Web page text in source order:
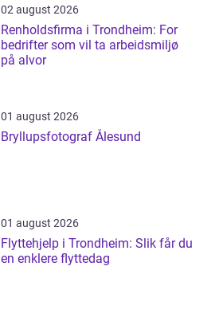
02 august 2026
Renholdsfirma i Trondheim: For
bedrifter som vil ta arbeidsmiljø
på alvor
01 august 2026
Bryllupsfotograf Ålesund
01 august 2026
Flyttehjelp i Trondheim: Slik får du
en enklere flyttedag